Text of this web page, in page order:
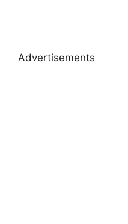
Advertisements